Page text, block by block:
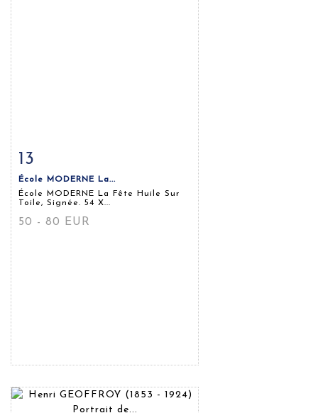
Fiche détaillée
13
École MODERNE La...
École MODERNE La Fête Huile Sur
Toile, Signée. 54 X...
50 - 80 EUR